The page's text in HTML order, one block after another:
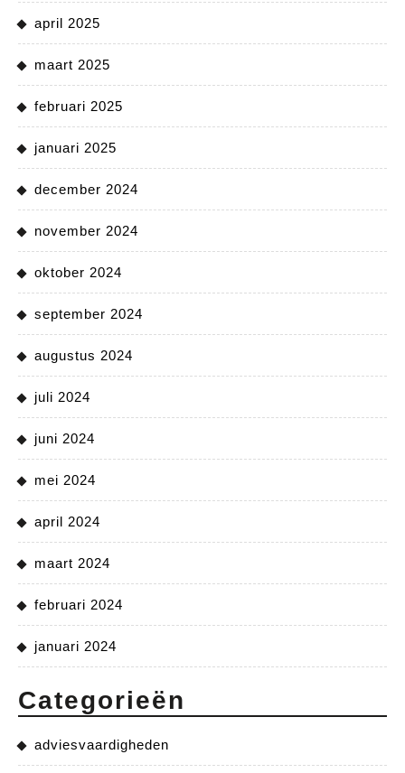
april 2025
maart 2025
februari 2025
januari 2025
december 2024
november 2024
oktober 2024
september 2024
augustus 2024
juli 2024
juni 2024
mei 2024
april 2024
maart 2024
februari 2024
januari 2024
Categorieën
adviesvaardigheden